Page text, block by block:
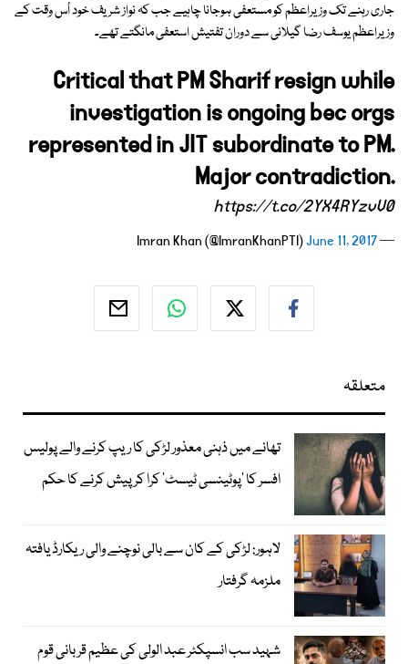
جاری رہنے تک وزیراعظم کو مستعفی ہوجانا چاہیے جب کہ نواز شریف خود اُس وقت کے
وزیراعظم یوسف رضا گیلانی سے دوران تفتیش استعفی مانگتے تھے۔
Critical that PM Sharif resign while
investigation is ongoing bec orgs
represented in JIT subordinate to PM.
Major contradiction.
https://t.co/2YX4RYzvV0
— Imran Khan (@ImranKhanPTI)
June 11, 2017
متعلقہ
تھانے میں ذہنی معذور لڑکی کا ریپ کرنے والے پولیس
افسر کا ’پوٹینسی ٹیسٹ‘ کرا کر پیش کرنے کا حکم
لاہور: لڑکی کے کان سے بالی نوچنے والی ریکارڈ یافتہ
ملزمہ گرفتار
شہید سب انسپکٹر عبد الولی کی عظیم قربانی قوم